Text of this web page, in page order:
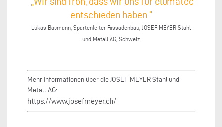
entschieden haben.“
Lukas Baumann, Spartenleiter Fassadenbau, JOSEF MEYER Stahl
und Metall AG, Schweiz
Mehr Informationen über die JOSEF MEYER Stahl und
Metall AG:
https://www.josefmeyer.ch/